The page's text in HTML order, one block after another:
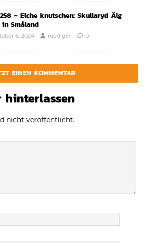
– Elche knutschen: Skullaryd Älg
Småland
6, 2024 ruediger 0
EINEN KOMMENTAR
hinterlassen
nicht veröffentlicht.